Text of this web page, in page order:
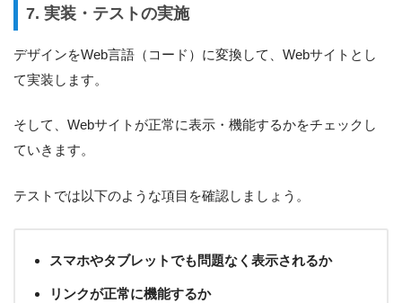
7. 実装・テストの実施
デザインをWeb言語（コード）に変換して、Webサイトとし
て実装します。
そして、Webサイトが正常に表示・機能するかをチェックし
ていきます。
テストでは以下のような項目を確認しましょう。
スマホやタブレットでも問題なく表示されるか
リンクが正常に機能するか